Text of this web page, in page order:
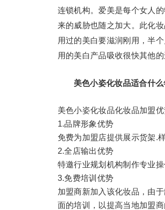
连锁机构。爱美是每个女人
来的威胁也随之加大。此化
用过的美白要滋润刚用，半
用的美白产品吸收很快其他
美色小姿化妆品适合什
美色小姿化妆品化妆品加盟优
1.品牌形象优势
免费为加盟店提供展示货架.
2.全店输出优势
特邀行业规划机构制作专业
3.免费培训优势
加盟商新加入该化妆品，由
面的培训，以提高当地加盟商